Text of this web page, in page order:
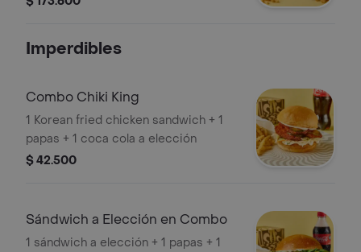
Imperdibles
Combo Chiki King
1 Korean fried chicken sandwich + 1
papas + 1 coca cola a elección
$ 42.500
Sándwich a Elección en Combo
1 sándwich a elección + 1 papas + 1